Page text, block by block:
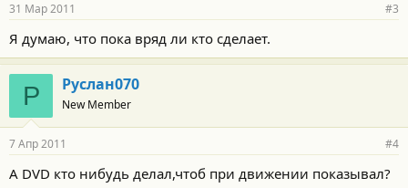
31 Мар 2011 #3
Я думаю, что пока вряд ли кто сделает.
Р Руслан070
New Member
7 Апр 2011 #4
А DVD кто нибудь делал,чтоб при движении показывал?